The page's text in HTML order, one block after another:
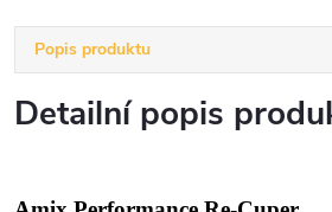
Popis produktu
Detailní popis